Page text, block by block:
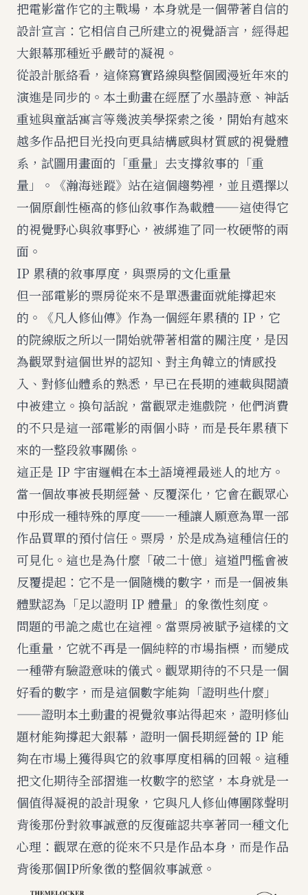
把電影當作它的主戰場，本身就是一個帶著自信的
設計宣言：它相信自己所建立的視覺語言，經得起
大銀幕那種近乎嚴苛的凝視。
從設計脈絡看，這條寫實路線與整個國漫近年來的
演進是同步的。本土動畫在經歷了水墨詩意、神話
重述與童話寓言等幾波美學探索之後，開始有越來
越多作品把目光投向更具結構感與材質感的視覺體
系，試圖用畫面的「重量」去支撐敘事的「重
量」。《瀚海迷蹤》站在這個趨勢裡，並且選擇以
一個原創性極高的修仙敘事作為載體——這使得它
的視覺野心與敘事野心，被綁進了同一枚硬幣的兩
面。
IP 累積的敘事厚度，與票房的文化重量
但一部電影的票房從來不是單憑畫面就能撐起來
的。《凡人修仙傳》作為一個經年累積的 IP，它
的院線版之所以一開始就帶著相當的關注度，是因
為觀眾對這個世界的認知、對主角韓立的情感投
入、對修仙體系的熟悉，早已在長期的連載與閱讀
中被建立。換句話說，當觀眾走進戲院，他們消費
的不只是這一部電影的兩個小時，而是長年累積下
來的一整段敘事關係。
這正是 IP 宇宙邏輯在本土語境裡最迷人的地方。
當一個故事被長期經營、反覆深化，它會在觀眾心
中形成一種特殊的厚度——一種讓人願意為單一部
作品買單的預付信任。票房，於是成為這種信任的
可見化。這也是為什麼「破二十億」這道門檻會被
反覆提起：它不是一個隨機的數字，而是一個被集
體默認為「足以證明 IP 體量」的象徵性刻度。
問題的弔詭之處也在這裡。當票房被賦予這樣的文
化重量，它就不再是一個純粹的市場指標，而變成
一種帶有驗證意味的儀式。觀眾期待的不只是一個
好看的數字，而是這個數字能夠「證明些什麼」
——證明本土動畫的視覺敘事站得起來，證明修仙
題材能夠撐起大銀幕，證明一個長期經營的 IP 能
夠在市場上獲得與它的敘事厚度相稱的回報。這種
把文化期待全部摺進一枚數字的慾望，本身就是一
個值得凝視的設計現象，它與凡人修仙傳團隊聲明
背後那份對敘事誠意的反復確認共享著同一種文化
心理：觀眾在意的從來不只是作品本身，而是作品
背後那個IP所象徵的整個敘事誠意。